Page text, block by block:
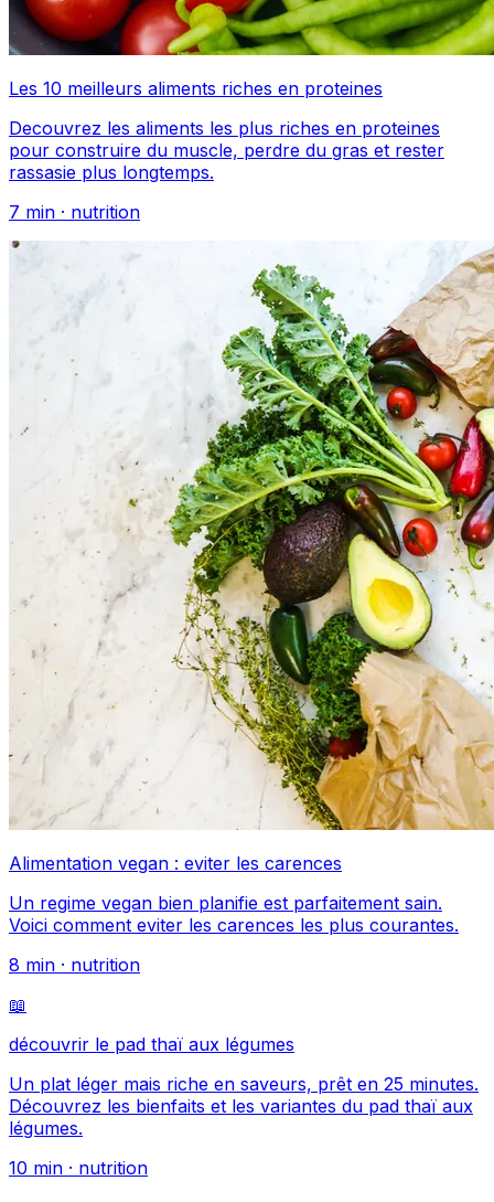
Les 10 meilleurs aliments riches en proteines
Decouvrez les aliments les plus riches en proteines
pour construire du muscle, perdre du gras et rester
rassasie plus longtemps.
7 min · nutrition
Alimentation vegan : eviter les carences
Un regime vegan bien planifie est parfaitement sain.
Voici comment eviter les carences les plus courantes.
8 min · nutrition
📖
découvrir le pad thaï aux légumes
Un plat léger mais riche en saveurs, prêt en 25 minutes.
Découvrez les bienfaits et les variantes du pad thaï aux
légumes.
10 min · nutrition